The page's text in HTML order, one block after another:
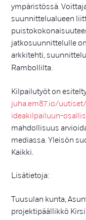
ympäristössä.
suunnittelualueen
jatkosuunnittelulle
arkkitehti,
Rambollilta.
Kilpailutyöt on
juha.em87.io/
ideakilpailuun-
mahdollisuus
mediassa. Yleisön
Kaikki.
Lisätietoja:
Tuusulan kunta,
projektipäällikkö